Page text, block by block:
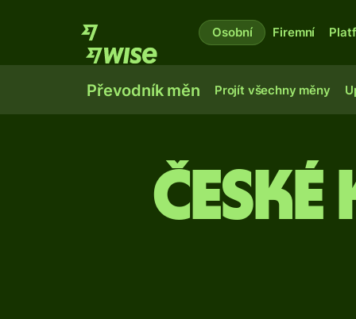
Osobní Firemní
Převodník měn Projít všechny měny